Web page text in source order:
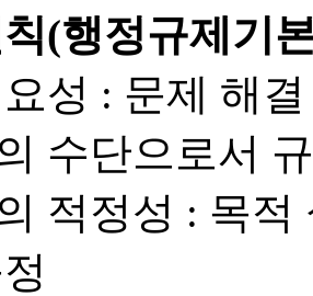
(행정규제기
성 : 문제 해
수단으로서
적정성 : 목